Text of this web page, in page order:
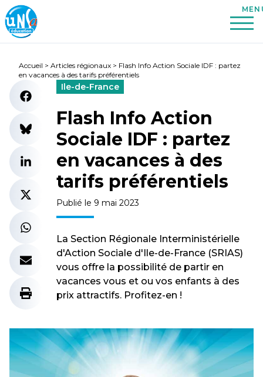
Accueil > Articles régionaux > Flash Info Action Sociale IDF : partez
en vacances à des tarifs préférentiels
Ile-de-France
Flash Info Action
Sociale IDF : partez
en vacances à des
tarifs préférentiels
Publié le 9 mai 2023
La Section Régionale Interministérielle
d'Action Sociale d'Ile-de-France (SRIAS)
vous offre la possibilité de partir en
vacances vous et ou vos enfants à des
prix attractifs. Profitez-en !